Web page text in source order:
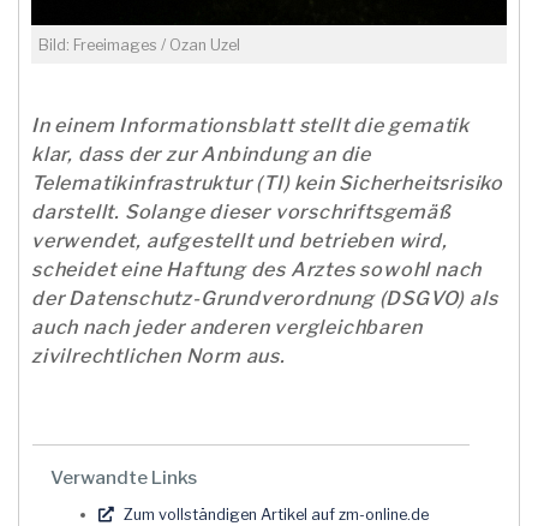
Bild: Freeimages / Ozan Uzel
In einem Informationsblatt stellt die gematik
klar, dass der zur Anbindung an die
Telematikinfrastruktur (TI) kein Sicherheitsrisiko
darstellt. Solange dieser vorschriftsgemäß
verwendet, aufgestellt und betrieben wird,
scheidet eine Haftung des Arztes sowohl nach
der Datenschutz-Grundverordnung (DSGVO) als
auch nach jeder anderen vergleichbaren
zivilrechtlichen Norm aus.
Verwandte Links
Zum vollständigen Artikel auf zm-online.de